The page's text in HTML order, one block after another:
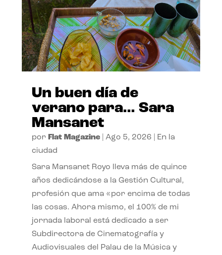
Un buen día de
verano para… Sara
Mansanet
por Flat Magazine| Ago 5, 2026
En la
ciudad
Sara Mansanet Royo lleva más de quince
años dedicándose a la Gestión Cultural,
profesión que ama «por encima de todas
las cosas. Ahora mismo, el 100% de mi
jornada laboral está dedicado a ser
Subdirectora de Cinematografía y
Audiovisuales del Palau de la Música y